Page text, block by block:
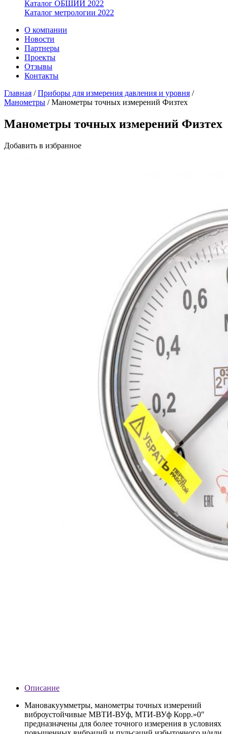
Каталог ОБЩИЙ 2022
Каталог метрологии 2022
О компании
Новости
Партнеры
Проекты
Отзывы
Контакты
Главная / Приборы для измерения давления и уровня /
Манометры / Манометры точных измерений Физтех
Манометры точных измерений Физтех
Добавить в избранное
Описание
Мановакуумметры, манометры точных измерений
виброустойчивые МВТИ-ВУф, МТИ-ВУф Корр.»0″
предназначены для более точного измерения в условиях